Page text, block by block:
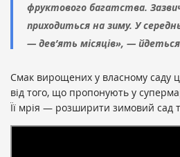
фруктового багатства.
приходиться на зиму. У
— дев’ять місяців», —
Смак вирощених у власному саду
від того, що пропонують у
Її мрія — розширити зимовий сад